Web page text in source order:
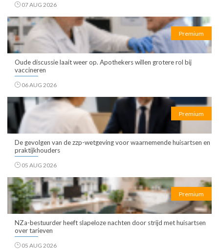
07 AUG 2026
Premium
Oude discussie laait weer op. Apothekers willen grotere rol bij
vaccineren
06 AUG 2026
Premium
De gevolgen van de zzp-wetgeving voor waarnemende huisartsen en
praktijkhouders
05 AUG 2026
Premium
NZa-bestuurder heeft slapeloze nachten door strijd met huisartsen
over tarieven
05 AUG 2026